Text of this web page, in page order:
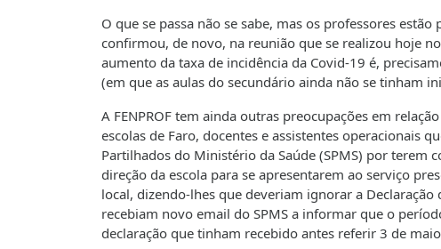
O que se passa não se sabe, mas os professores
confirmou, de novo, na reunião que se realizou hoje
aumento da taxa de incidência da Covid-19 é,
(em que as aulas do secundário ainda não se tinham
A FENPROF tem ainda outras preocupações em
escolas de Faro, docentes e assistentes operacionais
Partilhados do Ministério da Saúde (SPMS) por
direção da escola para se apresentarem ao serviço
local, dizendo-lhes que deveriam ignorar a
recebiam novo email do SPMS a informar que o
declaração que tinham recebido antes referir 3 de